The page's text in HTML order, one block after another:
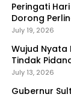
Peringati
Dorong
Anak Pesisir
July 19, 2026
Wujud
Tindak
Gagalkan
July 13, 2026
Gubernur